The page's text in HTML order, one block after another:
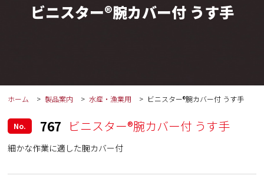
ビニスター®腕カバー付 うす手
ホーム 製品案内 水産・漁業用 ビニスター®腕カバー付 うす手
No. 767 ビニスター®腕カバー付 うす手
細かな作業に適した腕カバー付